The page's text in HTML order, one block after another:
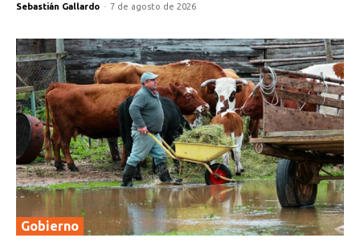
Sebastián Gallardo - 7 de agosto de 2026
Gobierno